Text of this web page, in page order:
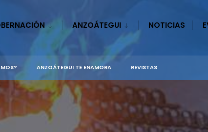
ANZOÁTEGUI NOTICIAS
ANZOÁTEGUI TE ENAMORA REVISTAS